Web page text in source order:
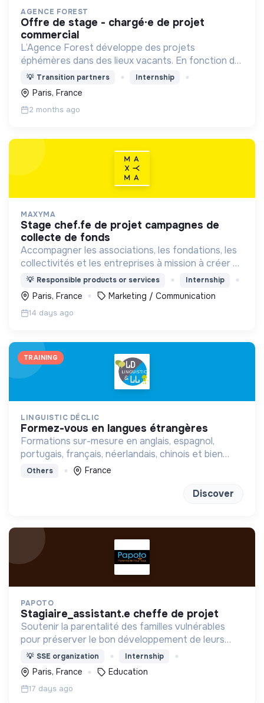
AGENCE FOREST
offre de stage - chargé·e de projet
commercial
L’Agence Forest développe des projets
éphémères dans des lieux vacants. En fonction du
contexte, elle élabore des programmations
diversifiées : événementiel, activités à impact,
accueil du public...
💡 Transition partners Internship
Paris, France
2 months ago
MAXYMA
stage chef.fe de projet campagnes de
collecte de fonds
Accompagner les associations, les fondations, les
collectivités et les entreprises à mission à créer et
animer leur communauté d’engagement, au
service du bien commun.
💡 Responsible products or services Internship
Paris, France Marketing / Communication
14 days ago
TRAINING
LINGUISTIC DÉCLIC
formez-vous en langues étrangères
Formations sur-mesure en anglais, espagnol,
portugais, français, néerlandais, chinois et bien
d'autres à distance ou en présentiel
Others France
Discover
PAPOTO
stagiaire_assistant.e cheffe de projet
Soutenir la parentalité des familles vulnérables
pour préserver le bon développement de leurs
enfants et réduire la reproduction des inégalités
💡 SSE organization Internship
Paris, France Education
17 days ago